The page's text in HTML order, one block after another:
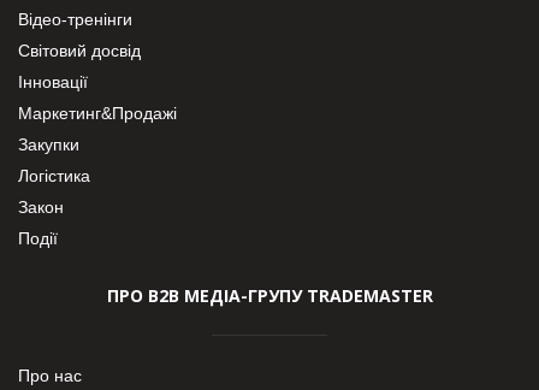
Відео-тренінги
Світовий досвід
Інновації
Маркетинг&Продажі
Закупки
Логістика
Закон
Події
ПРО В2В МЕДІА-ГРУПУ TRADEMASTER
Про нас